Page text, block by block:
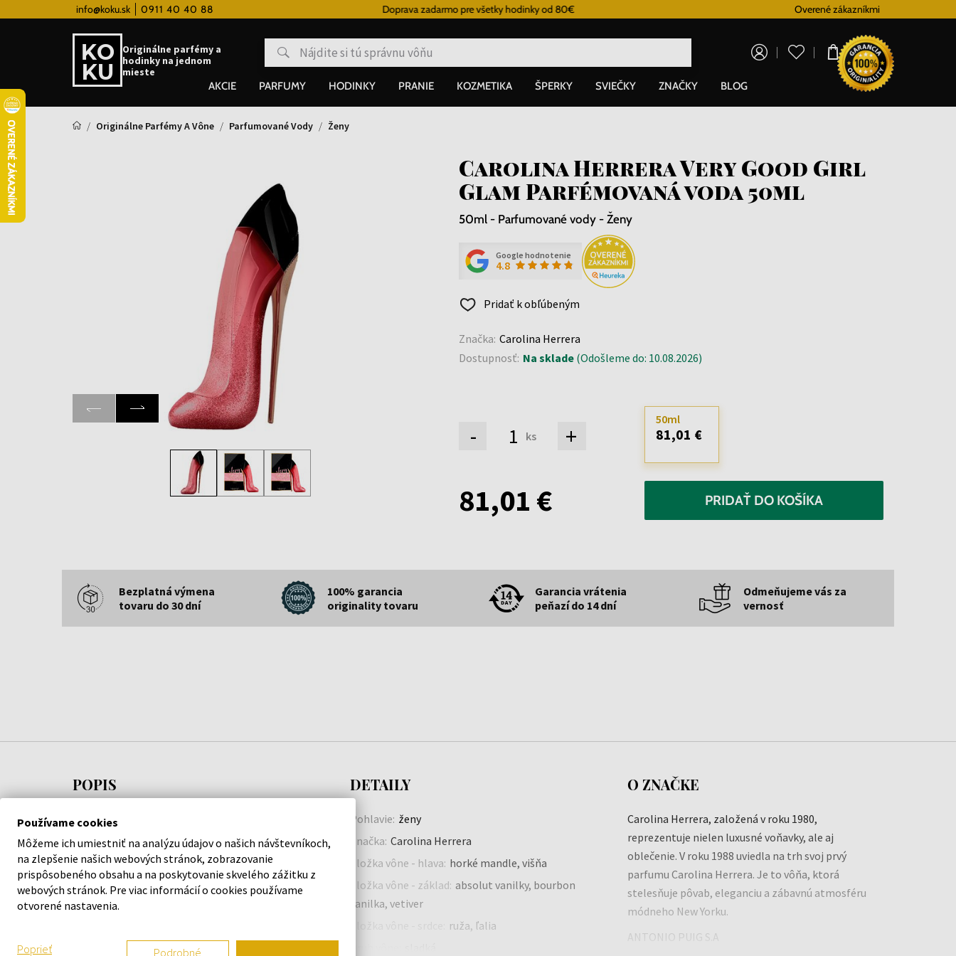
info@koku.sk 0911 40 40 88Vernostný systém Doprava zadarmo pre všetky hodinky od 80€ Overené zákazníkmi
Originálne parfémy a
hodinky na jednom
mieste
0,00 €
AKCIE PARFUMY HODINKY PRANIE KOZMETIKA ŠPERKY SVIEČKY ZNAČKY BLOG
Originálne Parfémy A Vône Parfumované Vody Ženy
Carolina Herrera Very Good Girl
Glam Parfémovaná voda 50ml
50ml - Parfumované vody - Ženy
Google hodnotenie
4.8
Pridať k obľúbeným
Značka: Carolina Herrera
Dostupnosť: Na sklade(Odošleme do: 10.08.2026)
- ks +
50ml
81,01 €
81,01 € PRIDAŤ DO KOŠÍKA
Bezplatná výmena
tovaru do 30 dní
100% garancia
originality tovaru
Garancia vrátenia
peňazí do 14 dní
Odmeňujeme vás za
vernosť
POPIS
Najprv ucítite vôňu čiernych čerešní, ktorých farbu
odráža aj samotný flakón, a aj horké mandle.
Ženskosť vnášajú tóny ruže a ľalie, ktoré sa po
chvíli zmiešajú s úvodom. Základ vonnej
kompozície, ktorý sa rozvonia ako posledný, tvorí
vetiver získaný z udržateľných zdrojov a vanilkové
pôsobivé kontrasty.
DETAILY
Pohlavie: ženy
Značka: Carolina Herrera
Zložka vône - hlava: horké mandle, višňa
Zložka vône - základ: absolut vanilky, bourbon
vanilka, vetiver
ruža, ľalia
O ZNAČKE
Carolina Herrera, založená v roku 1980,
reprezentuje nielen luxusné voňavky, ale aj
oblečenie. V roku 1988 uviedla na trh svoj prvý
parfumu Carolina Herrera. Je to vôňa, ktorá
stelesňuje pôvab, eleganciu a zábavnú atmosféru
módneho New Yorku.
ANTONIO PUIG S.A
Používame cookies
Môžeme ich umiestniť na analýzu údajov o našich návštevníkoch,
na zlepšenie našich webových stránok, zobrazovanie
prispôsobeného obsahu a na poskytovanie skvelého zážitku z
webových stránok. Pre viac informácií o cookies používame
otvorené nastavenia.
Poprieť
Podrobné